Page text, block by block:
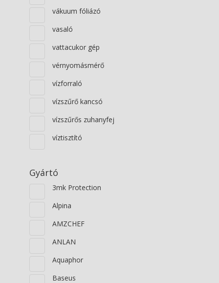
vákuum fóliázó
vasaló
vattacukor gép
vérnyomásmérő
vízforraló
vízszűrő kancsó
vízszűrős zuhanyfej
víztisztító
Gyártó
3mk Protection
Alpina
AMZCHEF
ANLAN
Aquaphor
Baseus